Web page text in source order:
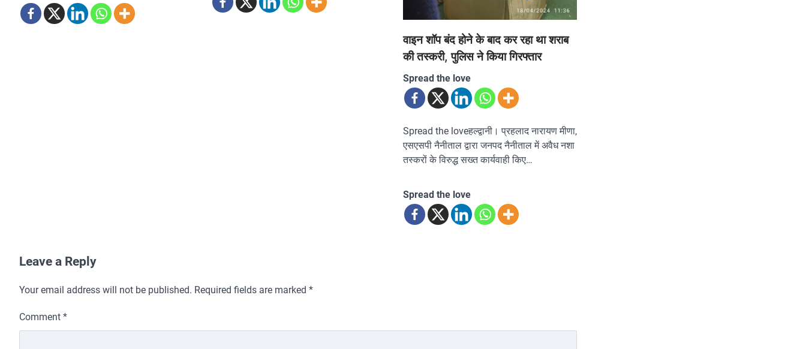
वाइन शॉप बंद होने के बाद कर रहा था शराब
की तस्करी, पुलिस ने किया गिरफ्तार
Spread the love
Spread the loveहल्द्वानी। प्रहलाद नारायण मीणा,
एसएसपी नैनीताल द्वारा जनपद नैनीताल में अवैध नशा
तस्करों के विरुद्ध सख्त कार्यवाही किए…
Spread the love
Leave a Reply
Your email address will not be published. Required fields are marked *
Comment *